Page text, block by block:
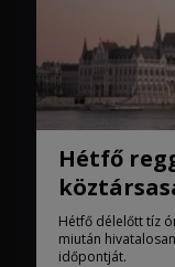
Hétfő
Hétfő délelőtt tíz
miután
időpontját.